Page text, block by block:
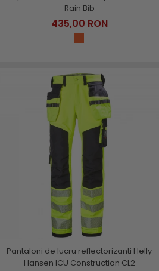
Rain Bib
435,00 RON
Pantaloni de lucru reflectorizanti Helly
Hansen ICU Construction CL2